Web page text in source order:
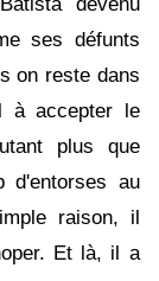
ses défunts
on reste dans
à accepter le
plus que
d'entorses au
raison, il
Et là, il a